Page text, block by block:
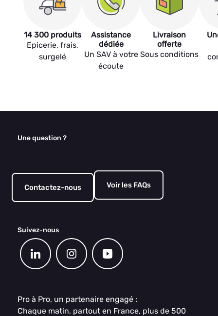
14 300 produits
Epicerie, frais,
surgelé
Assistance
dédiée
Un SAV à votre
écoute
Livraison
offerte
Sous conditions
Une question ?
Contactez-nous Voir les FAQs
Suivez-nous
Pro à Pro, un partenaire engagé :
Chaque matin, partout en France, plus de 500